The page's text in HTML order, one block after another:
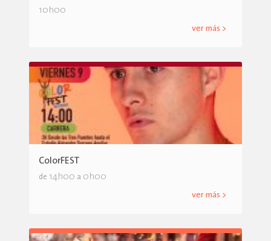
10h00
ver más >
ColorFEST
de 14h00 a 0h00
ver más >